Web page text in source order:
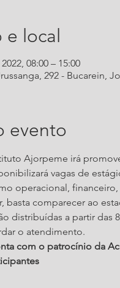
local
08:00 – 15:00
292 - Bucarein,
evento
Ajorpeme irá
vagas de
operacional,
basta comparecer ao
distribuídas a partir
o atendimento.
com o patrocínio da